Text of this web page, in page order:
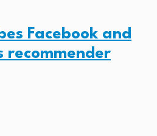
Facebook and
recommender